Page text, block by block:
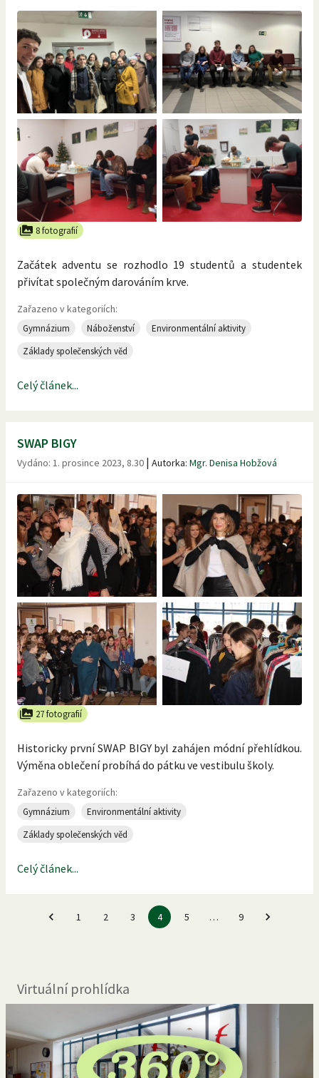
8 fotografií
Začátek adventu se rozhodlo 19 studentů a studentek
přivítat společným darováním krve.
Zařazeno v kategoriích:
Gymnázium Náboženství
Environmentální aktivity
Základy společenských věd
Celý článek...
SWAP BIGY
Vydáno: 1. prosince 2023, 8.30 | Autorka: Mgr. Denisa Hobžová
27 fotografií
Historicky první SWAP BIGY byl zahájen módní přehlídkou.
Výměna oblečení probíhá do pátku ve vestibulu školy.
Zařazeno v kategoriích:
Gymnázium
Environmentální aktivity
Základy společenských věd
Celý článek...
1 2 3 4 5 … 9
Virtuální prohlídka